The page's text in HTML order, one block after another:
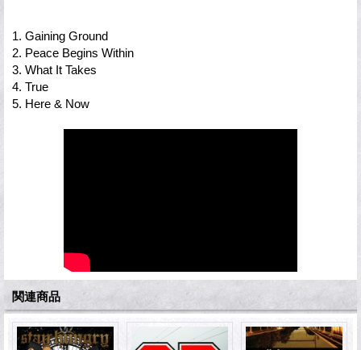
1. Gaining Ground
2. Peace Begins Within
3. What It Takes
4. True
5. Here & Now
関連商品